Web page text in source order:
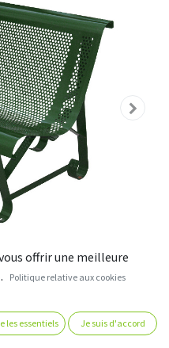
en fer - trous
offrir une meilleure
Politique relative aux cookies
les essentiels Je suis d'accord